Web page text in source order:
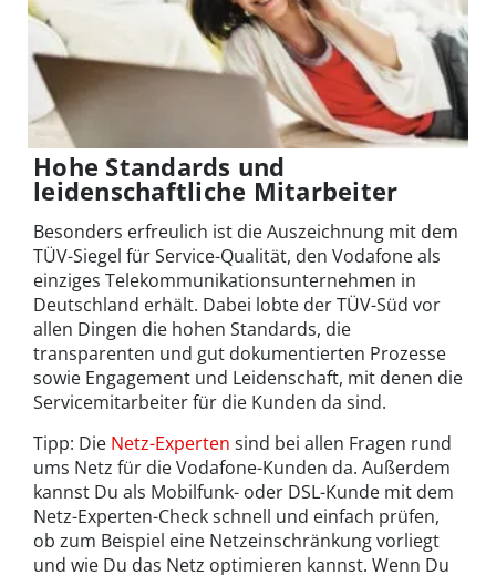
Hohe Standards und
leidenschaftliche Mitarbeiter
Besonders erfreulich ist die Auszeichnung mit dem
TÜV-Siegel für Service-Qualität, den Vodafone als
einziges Telekommunikationsunternehmen in
Deutschland erhält. Dabei lobte der TÜV-Süd vor
allen Dingen die hohen Standards, die
transparenten und gut dokumentierten Prozesse
sowie Engagement und Leidenschaft, mit denen die
Servicemitarbeiter für die Kunden da sind.
Tipp: Die Netz-Experten sind bei allen Fragen rund
ums Netz für die Vodafone-Kunden da. Außerdem
kannst Du als Mobilfunk- oder DSL-Kunde mit dem
Netz-Experten-Check schnell und einfach prüfen,
ob zum Beispiel eine Netzeinschränkung vorliegt
und wie Du das Netz optimieren kannst. Wenn Du